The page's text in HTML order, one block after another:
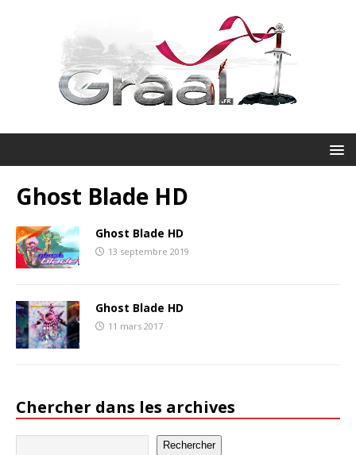
Ghost Blade HD
Ghost Blade HD
13 septembre 2019
Ghost Blade HD
11 mars 2017
Chercher dans les archives
Rechercher